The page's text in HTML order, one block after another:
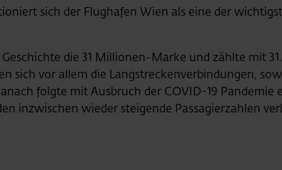
sich der Flughafen Wien als eine der
die 31 Millionen-Marke und zählte mit
sich vor allem die Langstreckenverbindungen,
folgte mit Ausbruch der COVID-19 Pandemie
inzwischen wieder steigende Passagierzahlen